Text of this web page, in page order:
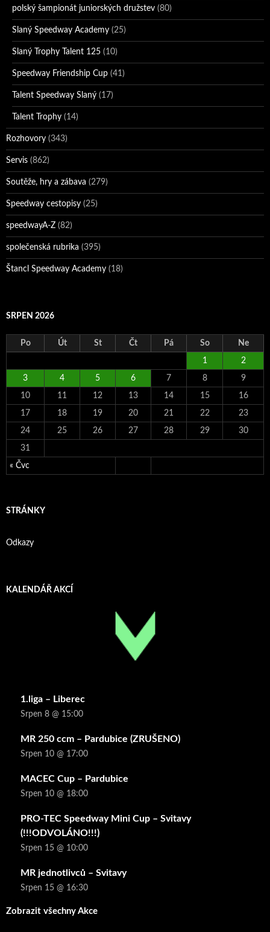
polský šampionát juniorských družstev (80)
Slaný Speedway Academy (25)
Slaný Trophy Talent 125 (10)
Speedway Friendship Cup (41)
Talent Speedway Slaný (17)
Talent Trophy (14)
Rozhovory (343)
Servis (862)
Soutěže, hry a zábava (279)
Speedway cestopisy (25)
speedwayA-Z (82)
společenská rubrika (395)
Štancl Speedway Academy (18)
SRPEN 2026
Po Út St Čt Pá So Ne
« Čvc
1 2
3 4 5 6 7 8 9
10 11 12 13 14 15 16
17 18 19 20 21 22 23
24 25 26 27 28 29 30
31
STRÁNKY
Odkazy
KALENDÁŘ AKCÍ
1.liga – Liberec
Srpen 8 @ 15:00
MR 250 ccm – Pardubice (ZRUŠENO)
Srpen 10 @ 17:00
MACEC Cup – Pardubice
Srpen 10 @ 18:00
PRO-TEC Speedway Mini Cup – Svitavy
(!!!ODVOLÁNO!!!)
Srpen 15 @ 10:00
MR jednotlivců – Svitavy
Srpen 15 @ 16:30
Zobrazit všechny Akce